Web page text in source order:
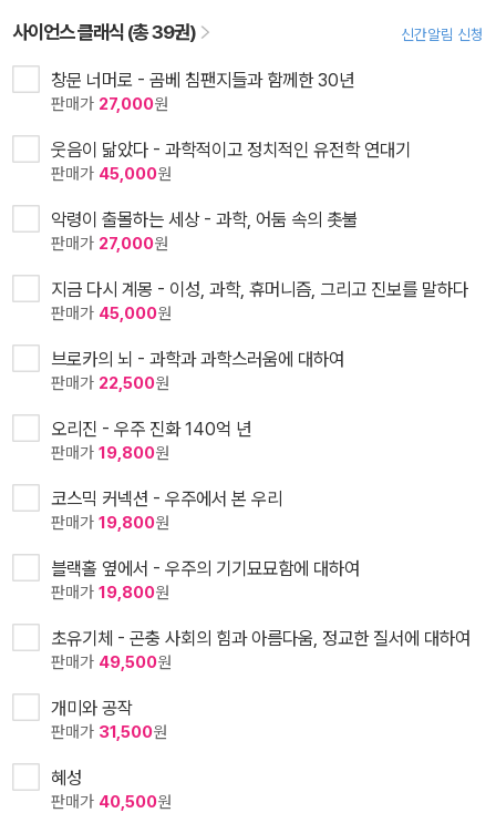
사이언스 클래식 (총 39권) 신간알림 신청
창문 너머로 - 곰베 침팬지들과 함께한 30년
판매가 27,000원
웃음이 닮았다 - 과학적이고 정치적인 유전학 연대기
판매가 45,000원
악령이 출몰하는 세상 - 과학, 어둠 속의 촛불
판매가 27,000원
지금 다시 계몽 - 이성, 과학, 휴머니즘, 그리고 진보를 말하다
판매가 45,000원
브로카의 뇌 - 과학과 과학스러움에 대하여
판매가 22,500원
오리진 - 우주 진화 140억 년
판매가 19,800원
코스믹 커넥션 - 우주에서 본 우리
판매가 19,800원
블랙홀 옆에서 - 우주의 기기묘묘함에 대하여
판매가 19,800원
초유기체 - 곤충 사회의 힘과 아름다움, 정교한 질서에 대하여
판매가 49,500원
개미와 공작
판매가 31,500원
혜성
판매가 40,500원